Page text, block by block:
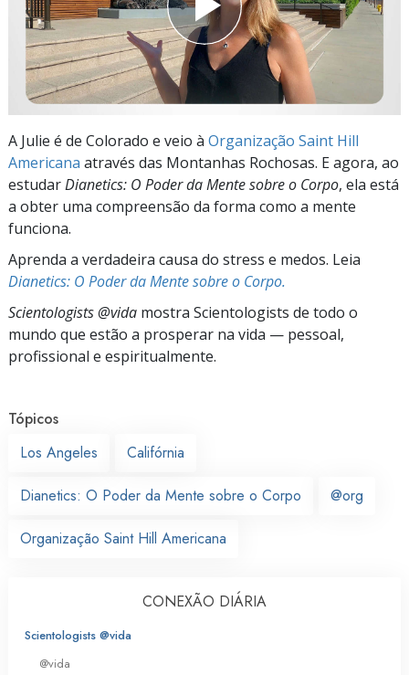
A Julie é de Colorado e veio à Organização Saint Hill
Americana através das Montanhas Rochosas. E agora, ao
estudarDianetics: O Poder da Mente sobre o Corpo, ela está
a obter uma compreensão da forma como a mente
funciona.
Aprenda a verdadeira causa do stress e medos. Leia
Dianetics: O Poder da Mente sobre o Corpo.
Scientologists @vida mostra Scientologists de todo o
mundo que estão a prosperar na vida — pessoal,
profissional e espiritualmente.
Tópicos
Los Angeles
Califórnia
Dianetics: O Poder da Mente sobre o Corpo @org
Organização Saint Hill Americana
CONEXÃO DIÁRIA
Scientologists @vida
@vida